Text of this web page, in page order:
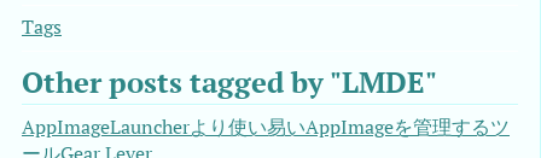
Tags
Other posts tagged by "LMDE"
AppImageLauncherより使い易いAppImageを管理するツ